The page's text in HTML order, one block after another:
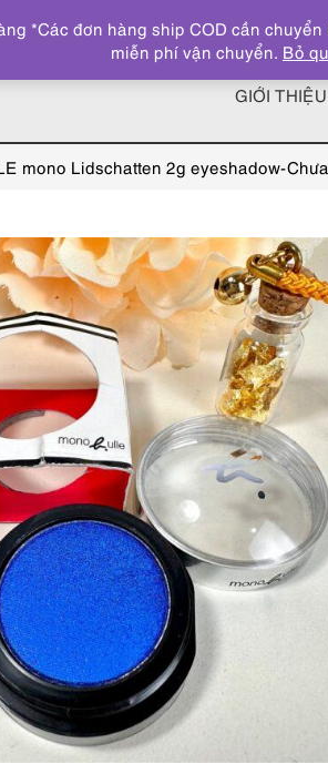
GIỚI THIỆU
mono Lidschatten 2g eyeshadow-
*Các đơn hàng ship COD cần
miễn phí vận chuyển. Bỏ